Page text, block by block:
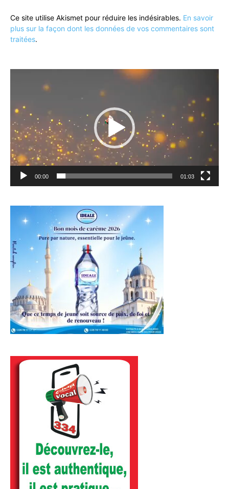
Ce site utilise Akismet pour réduire les indésirables. En savoir
plus sur la façon dont les données de vos commentaires sont
traitées.
00:00 01:03